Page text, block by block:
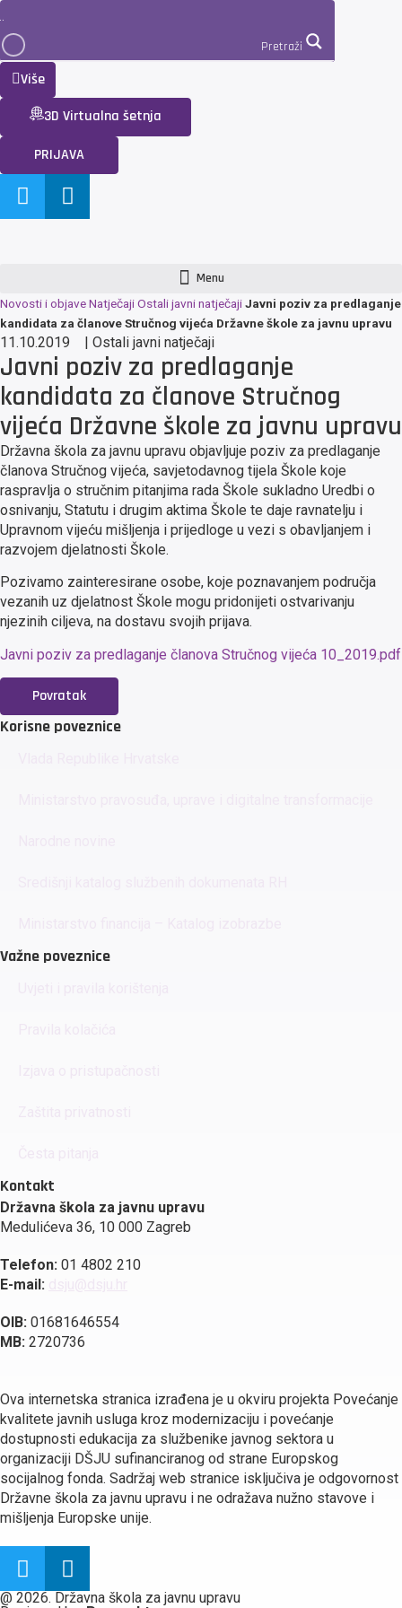
Pretraži
Više
3D Virtualna šetnja
PRIJAVA
Menu
Novosti i objaveNatječajiOstali javni natječajiJavni poziv za predlaganje
kandidata za članove Stručnog vijeća Državne škole za javnu upravu
11.10.2019 | Ostali javni natječaji
Javni poziv za predlaganje
kandidata za članove Stručnog
vijeća Državne škole za javnu upravu
Državna škola za javnu upravu objavljuje poziv za predlaganje
članova Stručnog vijeća, savjetodavnog tijela Škole koje
raspravlja o stručnim pitanjima rada Škole sukladno Uredbi o
osnivanju, Statutu i drugim aktima Škole te daje ravnatelju i
Upravnom vijeću mišljenja i prijedloge u vezi s obavljanjem i
razvojem djelatnosti Škole.
Pozivamo zainteresirane osobe, koje poznavanjem područja
vezanih uz djelatnost Škole mogu pridonijeti ostvarivanju
njezinih ciljeva, na dostavu svojih prijava.
Javni poziv za predlaganje članova Stručnog vijeća 10_2019.pdf
Povratak
Korisne poveznice
Važne poveznice
Kontakt
Državna škola za javnu upravu
Medulićeva 36, 10 000 Zagreb
Telefon: 01 4802 210
E-mail:
OIB: 01681646554
MB: 2720736
Ova internetska stranica izrađena je u okviru projekta Povećanje
kvalitete javnih usluga kroz modernizaciju i povećanje
dostupnosti edukacija za službenike javnog sektora u
organizaciji DŠJU sufinanciranog od strane Europskog
socijalnog fonda. Sadržaj web stranice isključiva je odgovornost
Državne škola za javnu upravu i ne odražava nužno stavove i
mišljenja Europske unije.
@ 2026. Državna škola za javnu upravu